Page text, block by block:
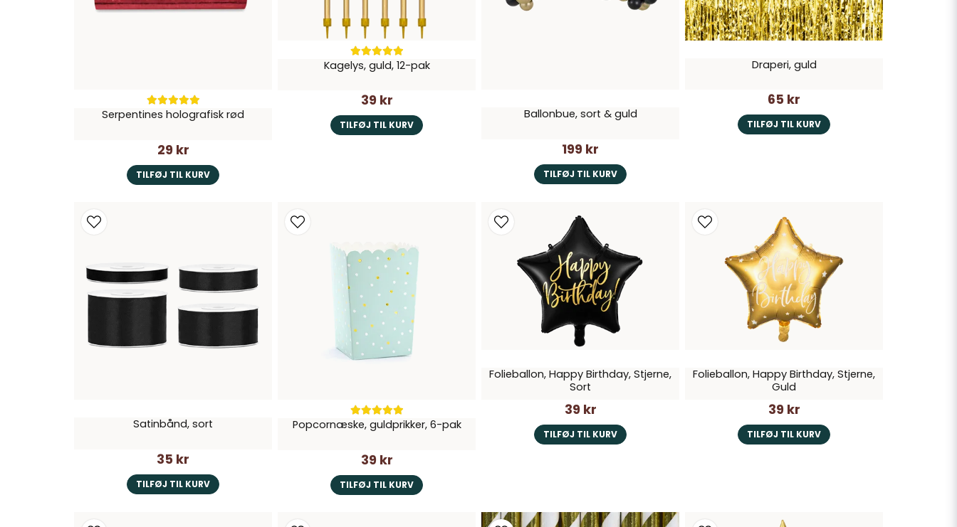
Serpentines holografisk rød
29 kr
TILFØJ TIL KURV
Kagelys, guld, 12-pak
39 kr
TILFØJ TIL KURV
Ballonbue, sort & guld
199 kr
TILFØJ TIL KURV
Draperi, guld
65 kr
TILFØJ TIL KURV
Satinbånd, sort
35 kr
TILFØJ TIL KURV
Popcornæske, guldprikker, 6-pak
39 kr
TILFØJ TIL KURV
Folieballon, Happy Birthday, Stjerne,
Sort
39 kr
TILFØJ TIL KURV
Folieballon, Happy Birthday, Stjerne,
Guld
39 kr
TILFØJ TIL KURV